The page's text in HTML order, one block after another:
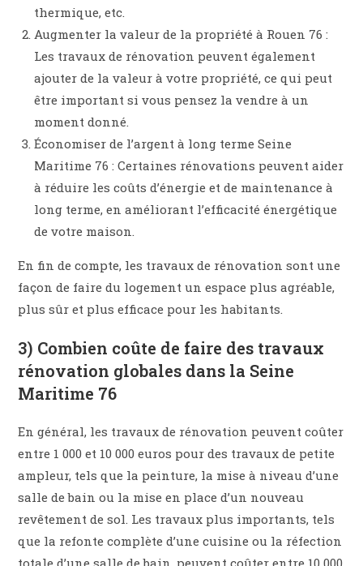
thermique, etc.
Augmenter la valeur de la propriété à Rouen 76 :
Les travaux de rénovation peuvent également
ajouter de la valeur à votre propriété, ce qui peut
être important si vous pensez la vendre à un
moment donné.
Économiser de l’argent à long terme Seine
Maritime 76 : Certaines rénovations peuvent aider
à réduire les coûts d’énergie et de maintenance à
long terme, en améliorant l’efficacité énergétique
de votre maison.
En fin de compte, les travaux de rénovation sont une
façon de faire du logement un espace plus agréable,
plus sûr et plus efficace pour les habitants.
3) Combien coûte de faire des travaux
rénovation globales dans la Seine
Maritime 76
En général, les travaux de rénovation peuvent coûter
entre 1 000 et 10 000 euros pour des travaux de petite
ampleur, tels que la peinture, la mise à niveau d’une
salle de bain ou la mise en place d’un nouveau
revêtement de sol. Les travaux plus importants, tels
que la refonte complète d’une cuisine ou la réfection